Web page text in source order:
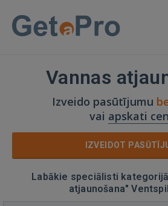
Vannas
Izveido pasūtījumu
vai apskati
IZVEIDOT
Labākie speciālisti
atjaunošana"